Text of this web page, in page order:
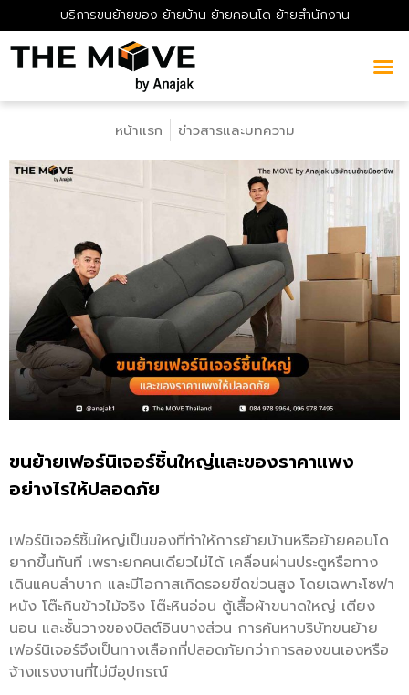
บริการขนย้ายของ ย้ายบ้าน ย้ายคอนโด ย้ายสำนักงาน
หน้าแรก ข่าวสารและบทความ
ขนย้ายเฟอร์นิเจอร์ชิ้นใหญ่และของราคาแพง
อย่างไรให้ปลอดภัย
เฟอร์นิเจอร์ชิ้นใหญ่เป็นของที่ทำให้การย้ายบ้านหรือย้ายคอนโด
ยากขึ้นทันที เพราะยกคนเดียวไม่ได้ เคลื่อนผ่านประตูหรือทาง
เดินแคบลำบาก และมีโอกาสเกิดรอยขีดข่วนสูง โดยเฉพาะโซฟา
หนัง โต๊ะกินข้าวไม้จริง โต๊ะหินอ่อน ตู้เสื้อผ้าขนาดใหญ่ เตียง
นอน และชั้นวางของบิลต์อินบางส่วน การค้นหาบริษัทขนย้าย
เฟอร์นิเจอร์จึงเป็นทางเลือกที่ปลอดภัยกว่าการลองขนเองหรือ
จ้างแรงงานที่ไม่มีอุปกรณ์